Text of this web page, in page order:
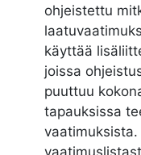
ohjeistettu
käyttää
joissa
puuttuu
tapauksissa
vaatimuksista.